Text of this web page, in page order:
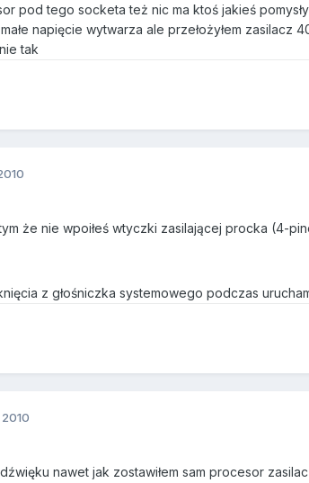
pod tego socketa też nic ma ktoś jakieś
napięcie wytwarza ale przełożyłem
tak
że nie wpoiłeś wtyczki zasilającej procka (4-
z głośniczka systemowego podczas
nawet jak zostawiłem sam procesor